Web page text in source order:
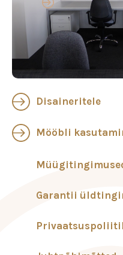
Disaineritele
Mööbli
Garantii